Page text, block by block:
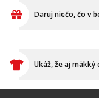
VŠETKO O